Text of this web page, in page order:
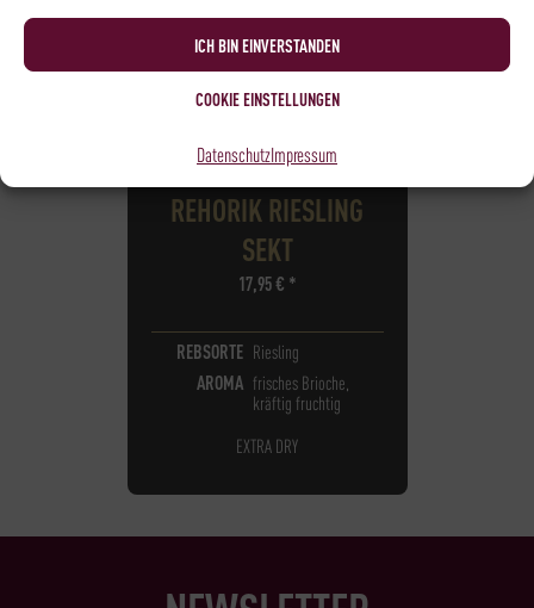
ICH BIN EINVERSTANDEN
COOKIE EINSTELLUNGEN
DatenschutzImpressum
DEUTSCHLAND - NAHE
REHORIK RIESLING
SEKT
17,95€ *
REBSORTE Riesling
AROMA frisches Brioche,
kräftig fruchtig
EXTRA DRY